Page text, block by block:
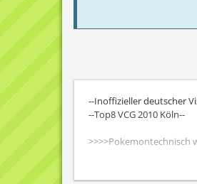
--Inoffizieller deutscher
--Top8 VCG 2010 Köln--
>>>>Pokemontechnisch
Weil ihm grad